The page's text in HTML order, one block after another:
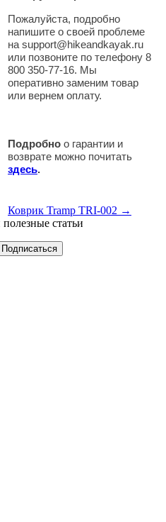
Пожалуйста, подробно
напишите о своей проблеме
на support@hikeandkayak.ru
или позвоните по телефону 8
800 350-77-16. Мы
оперативно заменим товар
или вернем оплату.
Подробно о гарантии и
возврате можно почитать
здесь.
Коврик Tramp TRI-002 →
статьи